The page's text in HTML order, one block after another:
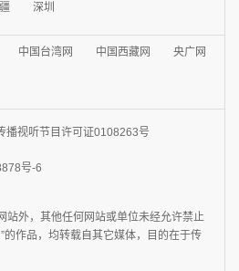
深圳
中国台湾网 中国西藏网 央广网
播视听节目许可证0108263号
号-6
站外，其他任何网站或单位未经允许禁止
作品，均转载自其它媒体，目的在于传